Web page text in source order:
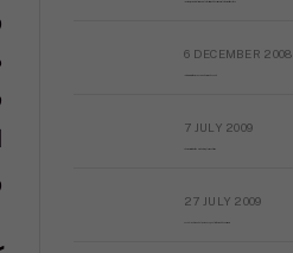
6 DECEMBER 2008
7 JULY 2009
27 JULY 2009